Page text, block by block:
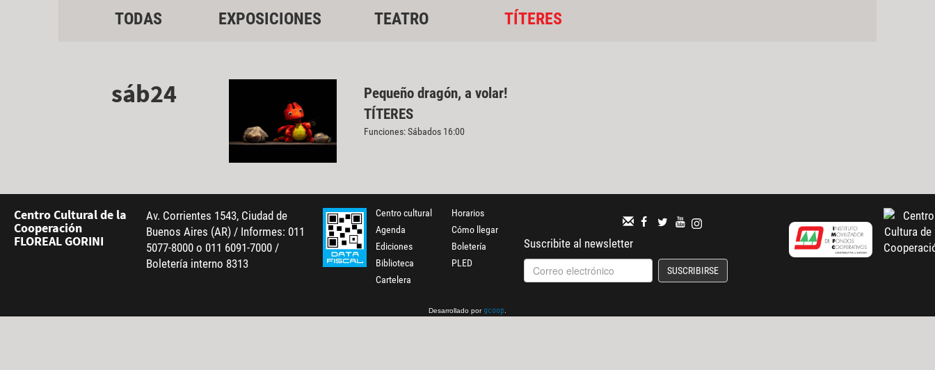
TODAS EXPOSICIONES TEATRO TÍTERES
sáb24
Pequeño dragón, a volar!
TÍTERES
Funciones: Sábados 16:00
Centro Cultural de la
Cooperación
FLOREAL GORINI
Av. Corrientes 1543, Ciudad de
Buenos Aires (AR) / Informes: 011
5077-8000 o 011 6091-7000 /
Boletería interno 8313
Centro cultural
Agenda
Ediciones
Biblioteca
Cartelera
Horarios
Cómo llegar
Boletería
PLED
Suscribite al newsletter
SUSCRIBIRSE
Desarrollado por gcoop